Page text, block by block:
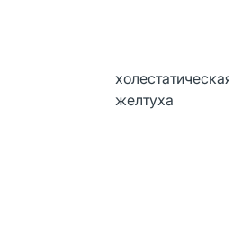
холестатическая
желтуха